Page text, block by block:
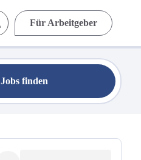
Für Arbeitgeber
Jobs finden